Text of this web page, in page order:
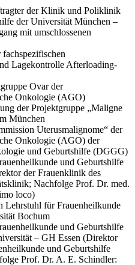
der Klinik und Poliklinik
der Universität München –
mit umschlossenen
Lagekontrolle Afterloading-
Ovar der
Onkologie (AGO)
der Projektgruppe „Maligne
München
Uterusmalignome“ der
Onkologie (AGO) der
und Geburtshilfe (DGGG)
und Geburtshilfe
der Frauenklinik des
Nachfolge Prof. Dr. med.
loco)
Lehrstuhl für Frauenheilkunde
Bochum
und Geburtshilfe
– GH Essen (Direktor
und Geburtshilfe
Prof. Dr. A. E. Schindler: